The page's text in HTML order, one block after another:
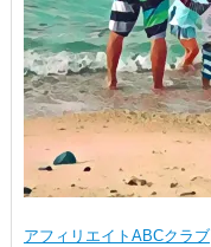
アフィリエイトABCクラブ